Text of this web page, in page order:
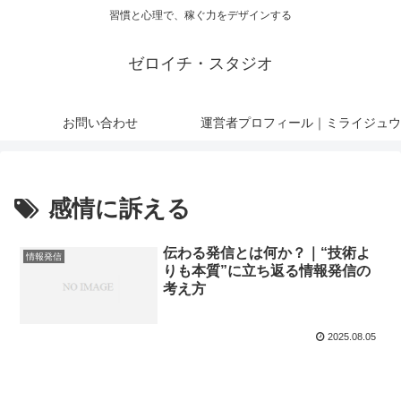
習慣と心理で、稼ぐ力をデザインする
ゼロイチ・スタジオ
お問い合わせ 運営者プロフィール｜ミライジュウ
感情に訴える
情報発信
伝わる発信とは何か？｜“技術よ
りも本質”に立ち返る情報発信の
考え方
2025.08.05